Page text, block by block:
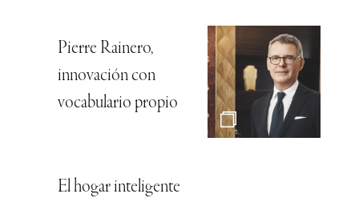
Pierre Rainero,
innovación con
vocabulario propio
El hogar inteligente